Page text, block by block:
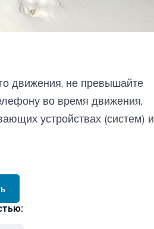
движения, не превышайте
во время движения,
устройствах (систем) и